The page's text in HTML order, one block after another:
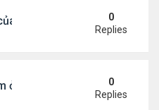
'Điệp viên 007'
0
Replies
ở tuổi 49
0
Replies